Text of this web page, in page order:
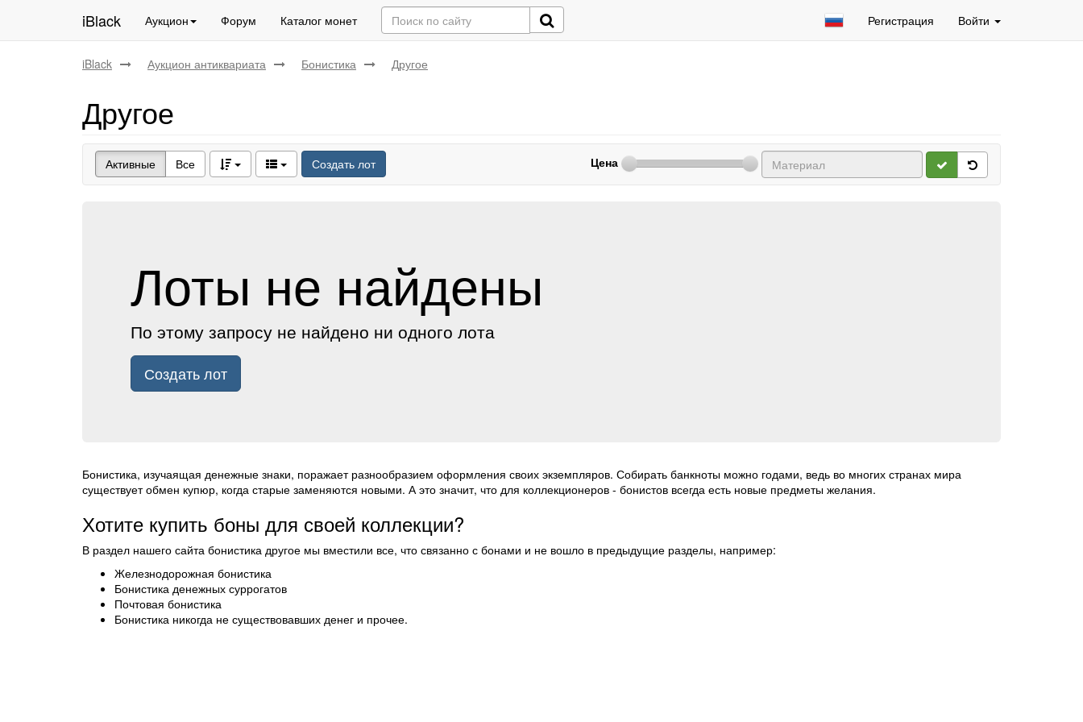
iBlack Аукцион Форум Каталог монет Регистрация Войти
iBlack Аукцион антиквариата Бонистика Другое
Другое
Активные Все Создать лот Цена
Лоты не найдены
По этому запросу не найдено ни одного лота
Создать лот
Бонистика, изучаящая денежные знаки, поражает разнообразием оформления своих экземпляров. Собирать банкноты можно годами, ведь во многих странах мира
существует обмен купюр, когда старые заменяются новыми. А это значит, что для коллекционеров - бонистов всегда есть новые предметы желания.
Хотите купить боны для своей коллекции?
В раздел нашего сайта бонистика другое мы вместили все, что связанно с бонами и не вошло в предыдущие разделы, например:
Железнодорожная бонистика
Бонистика денежных суррогатов
Почтовая бонистика
Бонистика никогда не существовавших денег и прочее.